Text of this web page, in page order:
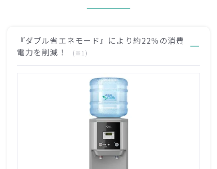
『ダブル省エネモード』により約22％の消費
電力を削減！
(※1)